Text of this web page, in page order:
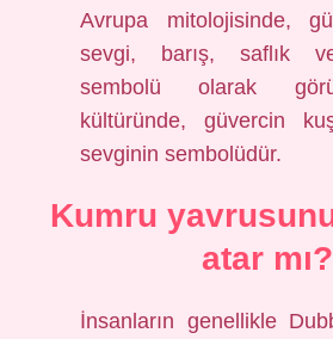
Avrupa mitolojisinde,
sevgi, barış, saflık
sembolü olarak
kültüründe, güvercin
sevginin sembolüdür.
Kumru
atar mı?
İnsanların genellikle